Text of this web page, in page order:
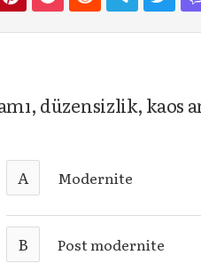
düzensizlik, kaos
A Modernite
B Post modernite